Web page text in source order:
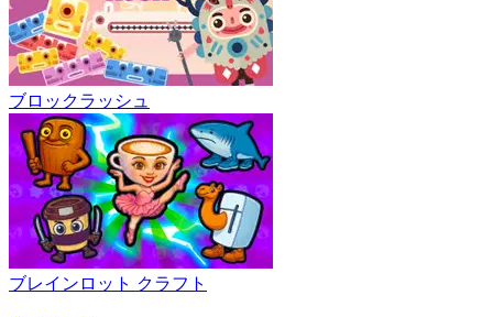
ブロックラッシュ
ブレインロット クラフト